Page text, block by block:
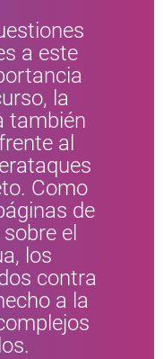
a este
la
también
al
Como
de
el
los
contra
a la